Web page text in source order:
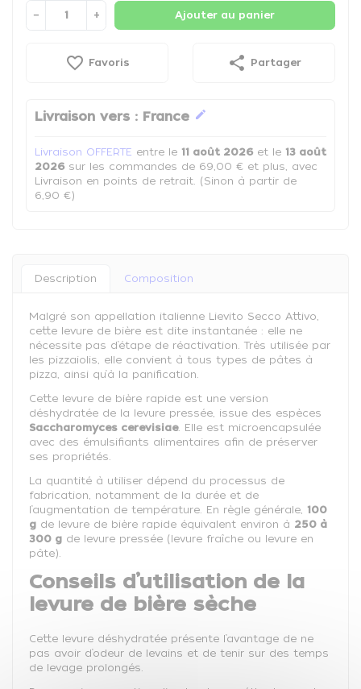
− + Ajouter au panier
favorite_border Favoris share Partager
Livraison vers : France edit
Livraison OFFERTE entre le 11 août 2026 et le 13 août
2026 sur les commandes de 69,00 € et plus, avec
Livraison en points de retrait. (Sinon à partir de
6,90 €)
Description Composition
Malgré son appellation italienne Lievito Secco Attivo,
cette levure de bière est dite instantanée : elle ne
nécessite pas d’étape de réactivation. Très utilisée par
les pizzaiolis, elle convient à tous types de pâtes à
pizza, ainsi qu’à la panification.
Cette levure de bière rapide est une version
déshydratée de la levure pressée, issue des espèces
Saccharomyces cerevisiae. Elle est microencapsulée
avec des émulsifiants alimentaires afin de préserver
ses propriétés.
La quantité à utiliser dépend du processus de
fabrication, notamment de la durée et de
l’augmentation de température. En règle générale, 100
g de levure de bière rapide équivalent environ à 250 à
300 g de levure pressée (levure fraîche ou levure en
pâte).
Conseils d’utilisation de la
levure de bière sèche
Cette levure déshydratée présente l’avantage de ne
pas avoir d’odeur de levains et de tenir sur des temps
de levage prolongés.